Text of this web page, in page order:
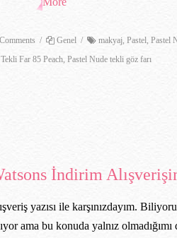
Comments / Genel / makyaj ,Pastel ,Pastel
Far 85 Peach Pastel Nude tekli göz farı
İndirim
yazısı ile karşınızdayım.
ama bu konuda yalnız